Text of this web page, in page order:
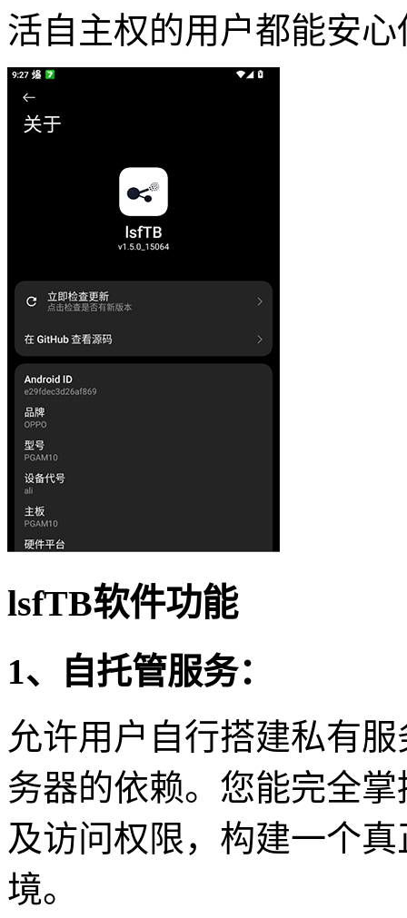
活自主权的用户都能安心
lsfTB软件功能
1、自托管服务：
允许用户自行搭建私有
务器的依赖。您能完全
及访问权限，构建一个
境。